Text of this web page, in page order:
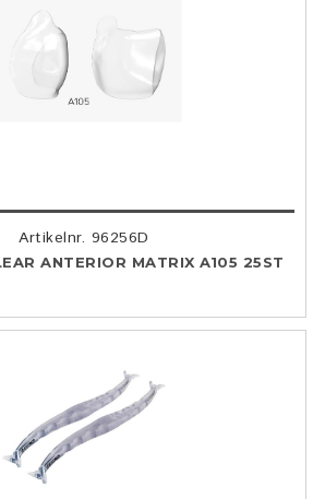
Artikelnr. 96256D
ANTERIOR MATRIX A105 25ST